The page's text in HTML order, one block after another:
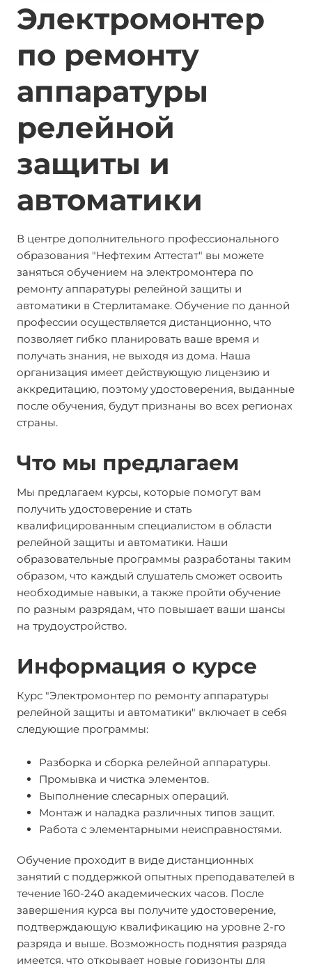
Электромонтер
по ремонту
аппаратуры
релейной
защиты и
автоматики
В центре дополнительного профессионального
образования "Нефтехим Аттестат" вы можете
заняться обучением на электромонтера по
ремонту аппаратуры релейной защиты и
автоматики в Стерлитамаке. Обучение по данной
профессии осуществляется дистанционно, что
позволяет гибко планировать ваше время и
получать знания, не выходя из дома. Наша
организация имеет действующую лицензию и
аккредитацию, поэтому удостоверения, выданные
после обучения, будут признаны во всех регионах
страны.
Что мы предлагаем
Мы предлагаем курсы, которые помогут вам
получить удостоверение и стать
квалифицированным специалистом в области
релейной защиты и автоматики. Наши
образовательные программы разработаны таким
образом, что каждый слушатель сможет освоить
необходимые навыки, а также пройти обучение
по разным разрядам, что повышает ваши шансы
на трудоустройство.
Информация о курсе
Курс "Электромонтер по ремонту аппаратуры
релейной защиты и автоматики" включает в себя
следующие программы:
Разборка и сборка релейной аппаратуры.
Промывка и чистка элементов.
Выполнение слесарных операций.
Монтаж и наладка различных типов защит.
Работа с элементарными неисправностями.
Обучение проходит в виде дистанционных
занятий с поддержкой опытных преподавателей в
течение 160-240 академических часов. После
завершения курса вы получите удостоверение,
подтверждающую квалификацию на уровне 2-го
разряда и выше. Возможность поднятия разряда
имеется, что открывает новые горизонты для